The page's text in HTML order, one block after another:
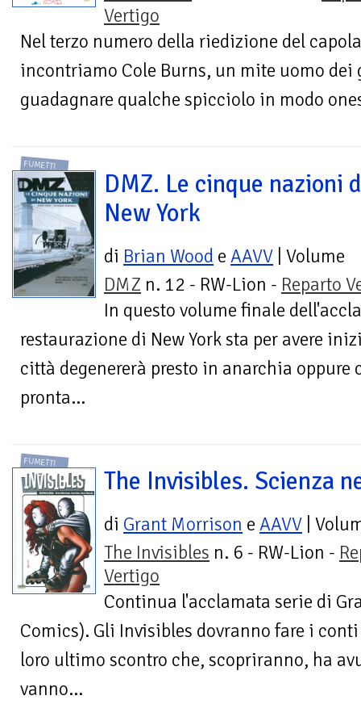
Vertigo
Nel terzo numero della riedizione del
incontriamo Cole Burns, un mite uomo dei
guadagnare qualche spicciolo in modo
FUMETTI
DMZ. Le cinque nazioni
New York
di Brian Wood e AAVV | Volume
DMZ n. 12 - RW-Lion - Reparto
In questo volume finale
restaurazione di New York sta per avere
città degenererà presto in anarchia oppure
pronta...
FUMETTI
The Invisibles. Scienza
di Grant Morrison e AAVV |
The Invisibles n. 6 - RW-Lion -
Vertigo
Continua l'acclamata serie di
Comics). Gli Invisibles dovranno fare i
loro ultimo scontro che, scopriranno, ha
vanno...